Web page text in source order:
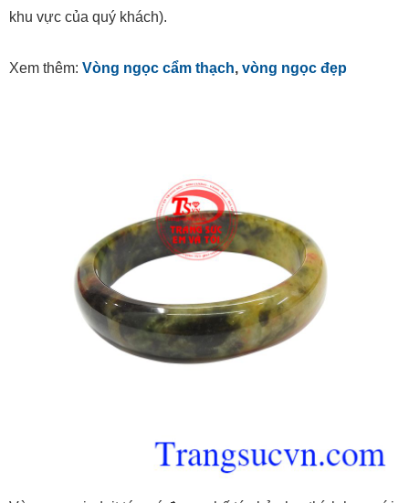
khu vực của quý khách).
Xem thêm: Vòng ngọc cẩm thạch, vòng ngọc đẹp